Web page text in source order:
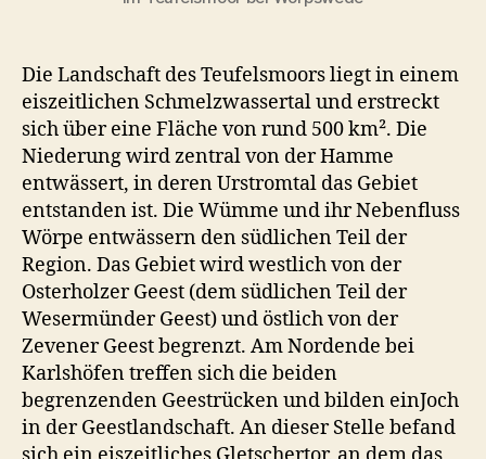
Die Landschaft des Teufelsmoors liegt in einem
eiszeitlichen Schmelzwassertal und erstreckt
sich über eine Fläche von rund 500 km². Die
Niederung wird zentral von der Hamme
entwässert, in deren Urstromtal das Gebiet
entstanden ist. Die Wümme und ihr Nebenfluss
Wörpe entwässern den südlichen Teil der
Region. Das Gebiet wird westlich von der
Osterholzer Geest (dem südlichen Teil der
Wesermünder Geest) und östlich von der
Zevener Geest begrenzt. Am Nordende bei
Karlshöfen treffen sich die beiden
begrenzenden Geestrücken und bilden einJoch
in der Geestlandschaft. An dieser Stelle befand